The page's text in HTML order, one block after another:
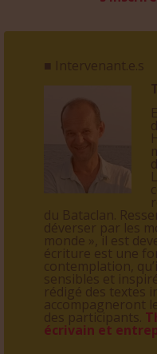
■ Intervenant.e.s
du Bataclan.
déverser par les
monde », il est
écriture est une
contemplation,
sensibles et
rédigé des textes
accompagneront
des participants.
écrivain et